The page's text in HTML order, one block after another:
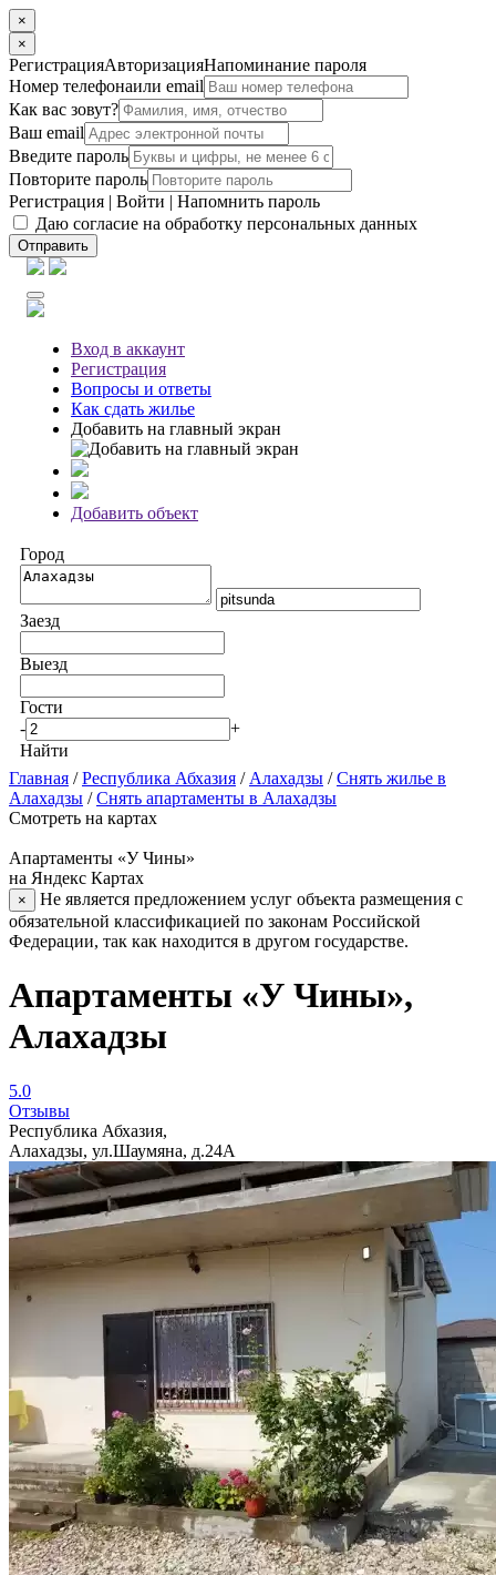
×
×
РегистрацияАвторизацияНапоминание пароля
Номер телефонаили email
Как вас зовут?
Ваш email
Введите пароль
Повторите пароль
Регистрация | Войти | Напомнить пароль
Даю согласие на обработку персональных данных
Отправить
Вход в аккаунт
Регистрация
Вопросы и ответы
Как сдать жилье
Добавить на главный экран
Добавить объект
Город
Заезд
Выезд
Гости
-
+
Найти
Главная /Республика Абхазия / Алахадзы /Снять жилье в
Алахадзы /Снять апартаменты в Алахадзы
Смотреть на картах
Апартаменты «У Чины»
на Яндекс Картах
×
Не является предложением услуг объекта размещения с
обязательной классификацией по законам Российской
Федерации, так как находится в другом государстве.
Апартаменты «У Чины»,
Алахадзы
5.0
Отзывы
Республика Абхазия,
Алахадзы, ул.Шаумяна, д.24А